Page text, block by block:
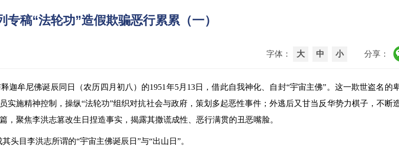
稿“法轮功”造假欺骗恶行累累（一）
字体： 大 中 小 分享：
迦牟尼佛诞辰同日（农历四月初八）的1951年5月13日，借此自我神化、自封“宇宙主佛”。这一欺世盗名的
施精神控制，操纵“法轮功”组织对抗社会与政府，策划多起恶性事件；外逃后又甘当反华势力棋子，不断
聚焦李洪志篡改生日捏造事实，揭露其撒谎成性、恶行满贯的丑恶嘴脸。
头目李洪志所谓的“宇宙主佛诞辰日”与“出山日”。